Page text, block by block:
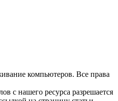
компьютеров. Все права
с нашего ресурса разрешается